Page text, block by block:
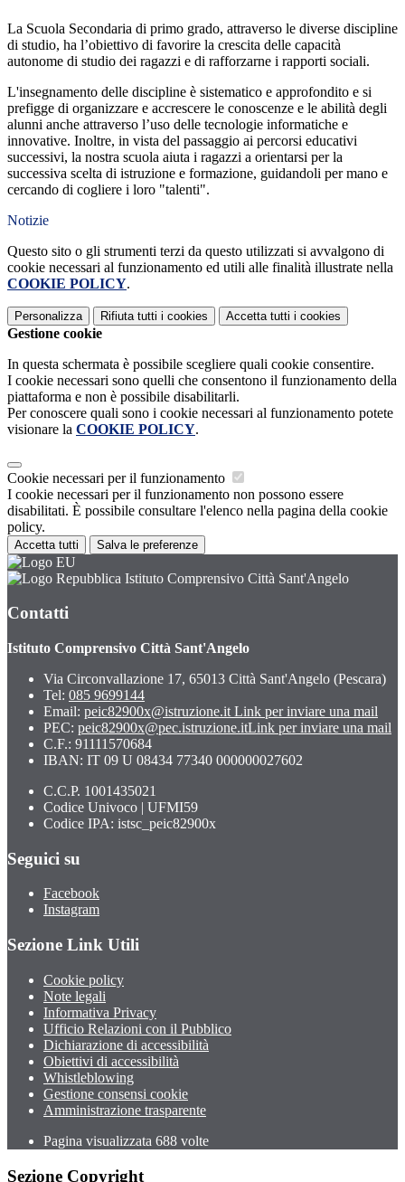
La Scuola Secondaria di primo grado, attraverso le diverse discipline
di studio, ha l’obiettivo di favorire la crescita delle capacità
autonome di studio dei ragazzi e di rafforzarne i rapporti sociali.
L'insegnamento delle discipline è sistematico e approfondito e si
prefigge di organizzare e accrescere le conoscenze e le abilità degli
alunni anche attraverso l’uso delle tecnologie informatiche e
innovative. Inoltre, in vista del passaggio ai percorsi educativi
successivi, la nostra scuola aiuta i ragazzi a orientarsi per la
successiva scelta di istruzione e formazione, guidandoli per mano e
cercando di cogliere i loro "talenti".
Notizie
Questo sito o gli strumenti terzi da questo utilizzati si avvalgono di
cookie necessari al funzionamento ed utili alle finalità illustrate nella
COOKIE POLICY.
Personalizza Rifiuta tutti i cookies Accetta tutti i cookies
Gestione cookie
In questa schermata è possibile scegliere quali cookie consentire.
I cookie necessari sono quelli che consentono il funzionamento della
piattaforma e non è possibile disabilitarli.
Per conoscere quali sono i cookie necessari al funzionamento potete
visionare la COOKIE POLICY.
Cookie necessari per il funzionamento
I cookie necessari per il funzionamento non possono essere
disabilitati. È possibile consultare l'elenco nella pagina della cookie
policy.
Accetta tutti Salva le preferenze
Istituto Comprensivo Città Sant'Angelo
Contatti
Istituto Comprensivo Città Sant'Angelo
Via Circonvallazione 17, 65013 Città Sant'Angelo (Pescara)
Tel: 085 9699144
Email: peic82900x@istruzione.it Link per inviare una mail
PEC: peic82900x@pec.istruzione.itLink per inviare una mail
C.F.: 91111570684
IBAN: IT 09 U 08434 77340 000000027602
C.C.P. 1001435021
Codice Univoco | UFMI59
Codice IPA: istsc_peic82900x
Seguici su
Facebook
Instagram
Sezione Link Utili
Cookie policy
Note legali
Informativa Privacy
Ufficio Relazioni con il Pubblico
Dichiarazione di accessibilità
Obiettivi di accessibilità
Whistleblowing
Gestione consensi cookie
Amministrazione trasparente
Pagina visualizzata 688 volte
Sezione Copyright